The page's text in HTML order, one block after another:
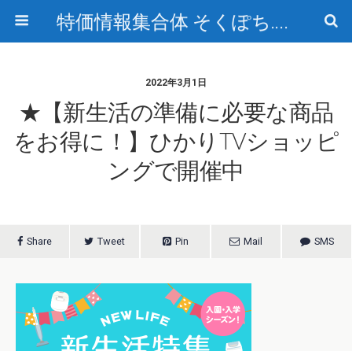
特価情報集合体 そくぽち.com
2022年3月1日
★【新生活の準備に必要な商品
をお得に！】ひかりTVショッピ
ングで開催中
Share Tweet Pin Mail SMS